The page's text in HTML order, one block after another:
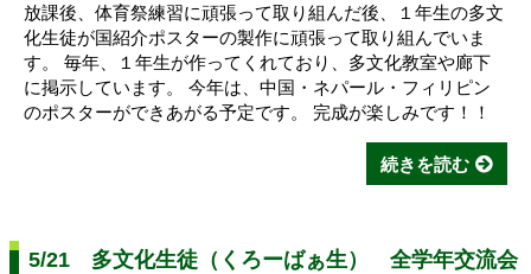
放課後、体育祭練習に頑張って取り組んだ後、１年生の多文
化生徒が国紹介ポスターの製作に頑張って取り組んでいま
す。 毎年、１年生が作ってくれており、多文化教室や廊下
に掲示しています。 今年は、中国・ネパール・フィリピン
のポスターができあがる予定です。 完成が楽しみです！！
続きを読む
5/21 多文化生徒（くろーばぁ生） 全学年交流会